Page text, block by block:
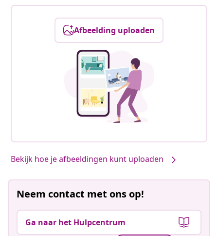
Afbeelding uploaden
Bekijk hoe je afbeeldingen kunt uploaden
Neem contact met ons op!
Ga naar het Hulpcentrum